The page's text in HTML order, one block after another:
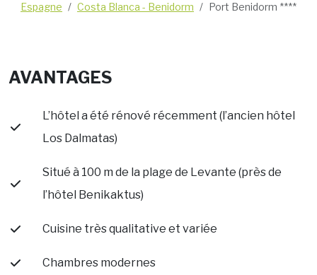
Espagne Costa Blanca - Benidorm Port Benidorm ****
AVANTAGES
L’hôtel a été rénové récemment (l’ancien hôtel
Los Dalmatas)
Situé à 100 m de la plage de Levante (près de
l’hôtel Benikaktus)
Cuisine très qualitative et variée
Chambres modernes